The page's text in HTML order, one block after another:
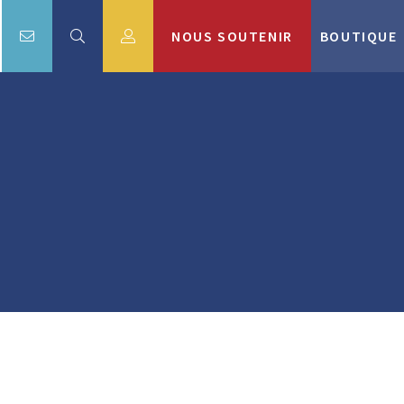
NOUS SOUTENIR BOUTIQUE